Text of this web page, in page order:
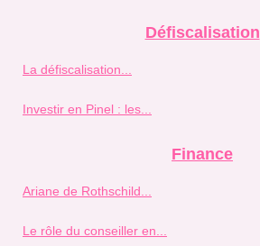
Défiscalisation
La défiscalisation...
Investir en Pinel : les...
Finance
Ariane de Rothschild...
Le rôle du conseiller en...